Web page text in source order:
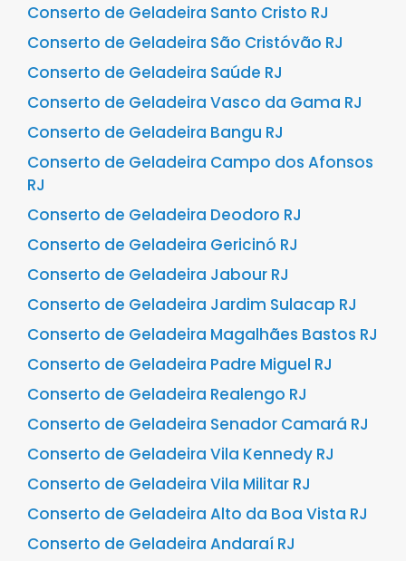
Conserto de Geladeira Santo Cristo RJ
Conserto de Geladeira São Cristóvão RJ
Conserto de Geladeira Saúde RJ
Conserto de Geladeira Vasco da Gama RJ
Conserto de Geladeira Bangu RJ
Conserto de Geladeira Campo dos Afonsos
RJ
Conserto de Geladeira Deodoro RJ
Conserto de Geladeira Gericinó RJ
Conserto de Geladeira Jabour RJ
Conserto de Geladeira Jardim Sulacap RJ
Conserto de Geladeira Magalhães Bastos RJ
Conserto de Geladeira Padre Miguel RJ
Conserto de Geladeira Realengo RJ
Conserto de Geladeira Senador Camará RJ
Conserto de Geladeira Vila Kennedy RJ
Conserto de Geladeira Vila Militar RJ
Conserto de Geladeira Alto da Boa Vista RJ
Conserto de Geladeira Andaraí RJ